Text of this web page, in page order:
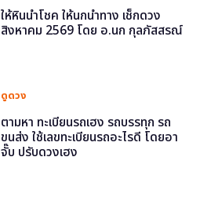
ให้หินนำโชค ให้นกนำทาง เช็กดวง
สิงหาคม 2569 โดย อ.นก กุลภัสสรณ์
ดูดวง
ตามหา ทะเบียนรถเฮง รถบรรทุก รถ
ขนส่ง ใช้เลขทะเบียนรถอะไรดี โดยอา
จั๊บ ปรับดวงเฮง